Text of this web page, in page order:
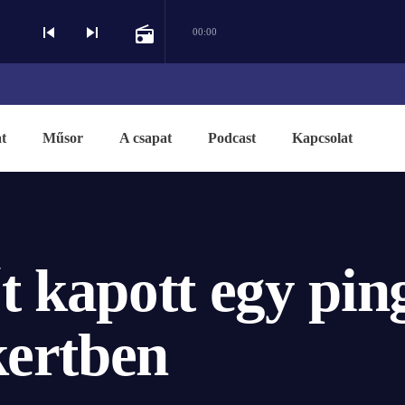
skip_previous skip_next radio 00:00
Műsor A csapat Podcast Kapcsolat
kapott egy